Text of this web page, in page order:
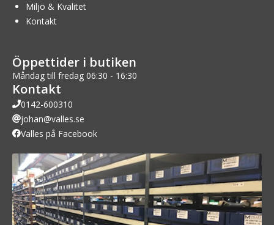
Miljö & Kvalitet
Kontakt
Öppettider i butiken
Måndag till fredag 06:30 - 16:30
Kontakt
0142-600310
johan@valles.se
Valles på Facebook